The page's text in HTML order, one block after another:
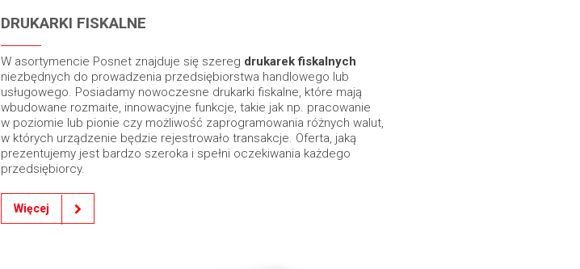
DRUKARKI FISKALNE
W asortymencie Posnet znajduje się szereg drukarek fiskalnych
niezbędnych do prowadzenia przedsiębiorstwa handlowego lub
usługowego. Posiadamy nowoczesne drukarki fiskalne, które mają
wbudowane rozmaite, innowacyjne funkcje, takie jak np. pracowanie
w poziomie lub pionie czy możliwość zaprogramowania różnych walut,
w których urządzenie będzie rejestrowało transakcje. Oferta, jaką
prezentujemy jest bardzo szeroka i spełni oczekiwania każdego
przedsiębiorcy.
Więcej